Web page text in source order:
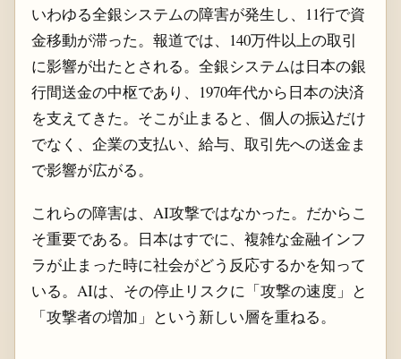
いわゆる全銀システムの障害が発生し、11行で資
金移動が滞った。報道では、140万件以上の取引
に影響が出たとされる。全銀システムは日本の銀
行間送金の中枢であり、1970年代から日本の決済
を支えてきた。そこが止まると、個人の振込だけ
でなく、企業の支払い、給与、取引先への送金ま
で影響が広がる。
これらの障害は、AI攻撃ではなかった。だからこ
そ重要である。日本はすでに、複雑な金融インフ
ラが止まった時に社会がどう反応するかを知って
いる。AIは、その停止リスクに「攻撃の速度」と
「攻撃者の増加」という新しい層を重ねる。